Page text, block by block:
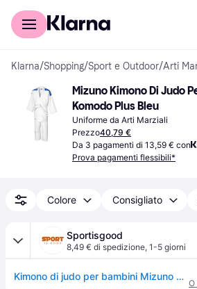
Per il tuo shopping
Klarna/Shopping/Sport e Outdoor/Arti
Mizuno Kimono Di Judo
Komodo Plus Bleu
Uniforme da Arti Marziali
Prezzo40,79 €
Da 3 pagamenti di 13,59 € con
Prova pagamenti flessibili*
Colore Consigliato
Sportisgood
8,49 € di spedizione, 1-5 giorni
Kimono di judo per bambini Mizuno Komodo Plus - Bleu
O